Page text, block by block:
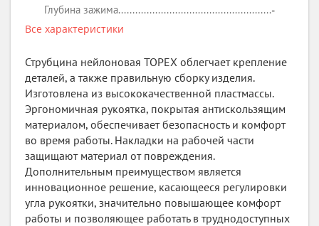
Глубина зажима
-
Все характеристики
Струбцина нейлоновая TOPEX облегчает крепление
деталей, а также правильную сборку изделия.
Изготовлена из высококачественной пластмассы.
Эргономичная рукоятка, покрытая антискользящим
материалом, обеспечивает безопасность и комфорт
во время работы. Накладки на рабочей части
защищают материал от повреждения.
Дополнительным преимуществом является
инновационное решение, касающееся регулировки
угла рукоятки, значительно повышающее комфорт
работы и позволяющее работать в труднодоступных